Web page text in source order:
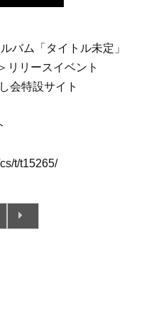
バム「タイトル未定」
リリースイベント
会特設サイト
t/t15265/